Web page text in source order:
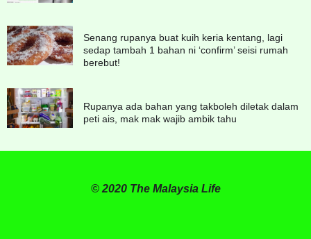
Senang rupanya buat kuih keria kentang, lagi
sedap tambah 1 bahan ni ‘confirm’ seisi rumah
berebut!
Rupanya ada bahan yang takboleh diletak dalam
peti ais, mak mak wajib ambik tahu
© 2020 The Malaysia Life